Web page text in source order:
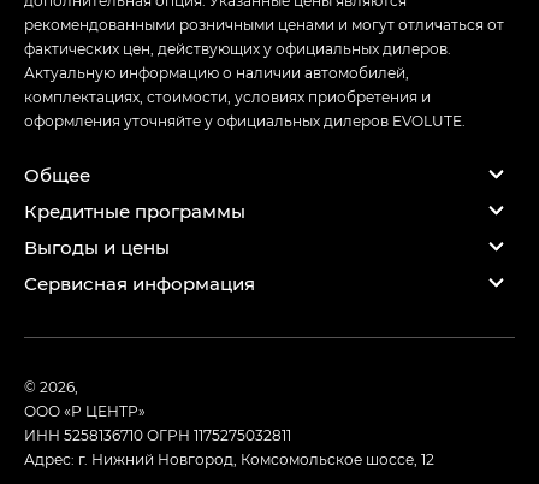
рекомендованными розничными ценами и могут отличаться от
фактических цен, действующих у официальных дилеров.
Актуальную информацию о наличии автомобилей,
комплектациях, стоимости, условиях приобретения и
оформления уточняйте у официальных дилеров EVOLUTE.
Общее
Кредитные программы
Выгоды и цены
Сервисная информация
© 2026,
ООО «Р ЦЕНТР»
ИНН 5258136710ОГРН 1175275032811
Адрес: г. Нижний Новгород, Комсомольское шоссе, 12